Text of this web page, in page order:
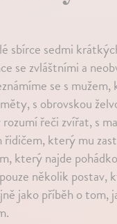
sbírce sedmi
se zvláštními a
se s
s obrovskou
řeči zvířat, s
který mu
který najde
několik postav,
jako příběh o tom,